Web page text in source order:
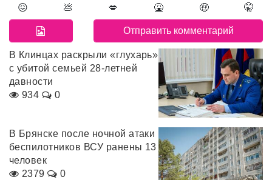
😖 💩 💋 🤮 🤑 🤫
В Клинцах раскрыли «глухарь»
с убитой семьей 28-летней
давности
934
0
В Брянске после ночной атаки
беспилотников ВСУ ранены 13
человек
2379
0